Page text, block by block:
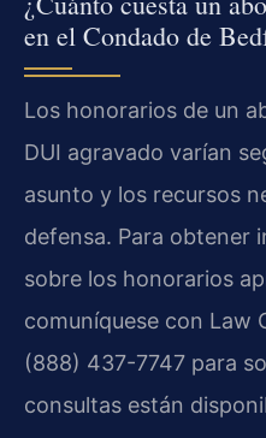
en el Condado de
Los honorarios de un
DUI agravado varían
asunto y los recursos
defensa. Para obtener
sobre los honorarios
comuníquese con Law
(888) 437-7747 para
consultas están